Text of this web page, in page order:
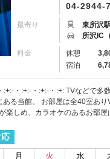
04-2944-
最寄り
東所沢
所沢IC
料金 休憩
宿泊
:+:-・:+:-・:+:-・:+: TVなどで
る当館。 お部屋は全40室あ
しめ、カラオケのあるお部屋
月 火 水